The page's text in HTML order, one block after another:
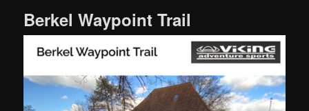
Berkel Waypoint Trail